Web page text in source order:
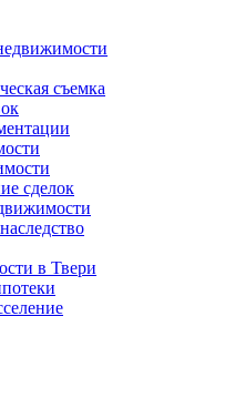
съемка
сделок
в Твери